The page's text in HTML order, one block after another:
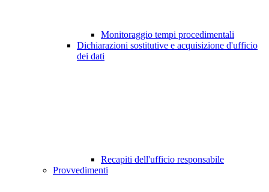
Monitoraggio tempi procedimentali
Dichiarazioni sostitutive e acquisizione d'ufficio
dei dati
Recapiti dell'ufficio responsabile
Provvedimenti